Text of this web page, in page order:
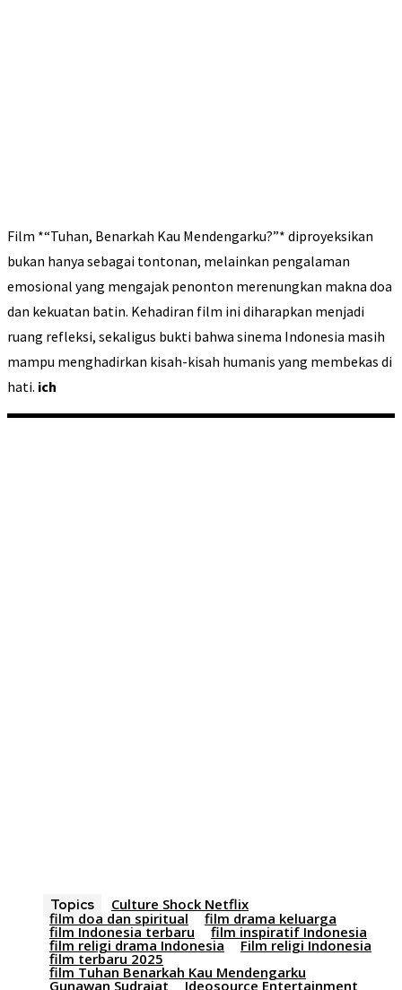
Film *“Tuhan, Benarkah Kau Mendengarku?”* diproyeksikan
bukan hanya sebagai tontonan, melainkan pengalaman
emosional yang mengajak penonton merenungkan makna doa
dan kekuatan batin. Kehadiran film ini diharapkan menjadi
ruang refleksi, sekaligus bukti bahwa sinema Indonesia masih
mampu menghadirkan kisah-kisah humanis yang membekas di
hati. ich
Topics
Culture Shock Netflix
film doa dan spiritual
film drama keluarga
film Indonesia terbaru film inspiratif Indonesia
film religi drama Indonesia Film religi Indonesia
film terbaru 2025
film Tuhan Benarkah Kau Mendengarku
Gunawan Sudrajat Ideosource Entertainment